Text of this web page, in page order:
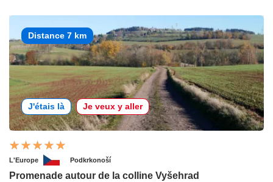
Distance 7 km
J'étais là Je veux y aller
L'Europe Podkrkonoší
Promenade autour de la colline Vyšehrad